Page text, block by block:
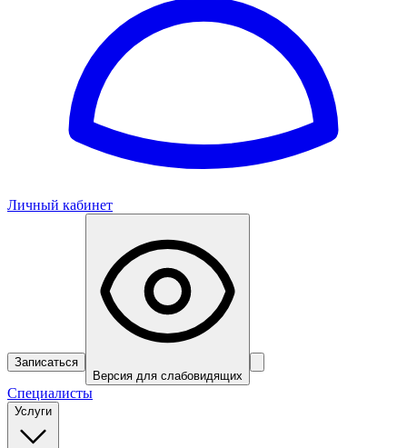
Личный кабинет
Записаться
Версия для слабовидящих
Специалисты
Услуги